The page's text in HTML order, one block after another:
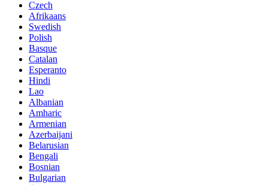
Czech
Afrikaans
Swedish
Polish
Basque
Catalan
Esperanto
Hindi
Lao
Albanian
Amharic
Armenian
Azerbaijani
Belarusian
Bengali
Bosnian
Bulgarian